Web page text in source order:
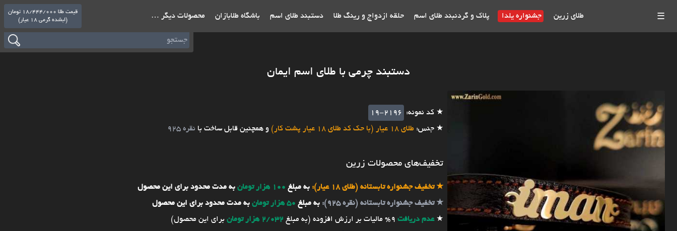
☰ طلای زرین جشنواره یلدا پلاک و گردنبند طلای اسم حلقه ازدواج و رینگ طلا دستبند طلای اسم باشگاه طلابازان محصولات دیگر …
قیمت طلا 18/444/000 تومان
(ابشده گرمی 18 عیار)
دستبند چرمی با طلای اسم ایمان
★ کد نمونه:
19-2196
★ جنس: طلای 18 عیار (با حک کد طلای 18 عیار پشت کار) و همچنین قابل ساخت با نقره 925
تخفیف‌های محصولات زرین
★تخفیف جشنواره تابستانه (طلای 18 عیار): به مبلغ 100 هزار تومان
به مدت محدود برای این محصول
★تخفیف جشنواره تابستانه (نقره 925): به مبلغ 50 هزار تومان
به مدت محدود برای این محصول
★عدم دریافت 9% مالیات بر ارزش افزوده (به مبلغ 2/032 هزار تومان
برای این محصول)